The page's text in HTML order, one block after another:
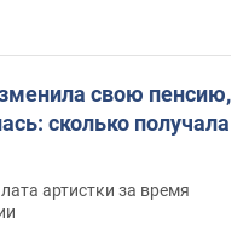
свою пенсию,
сколько получала
артистки за время